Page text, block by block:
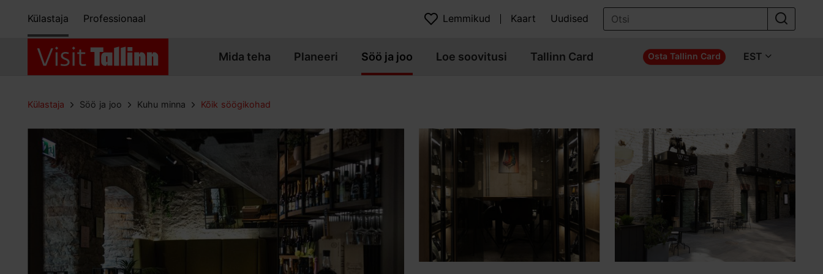
Külastaja Professionaal Lemmikud Kaart Uudised
Mida teha Planeeri Söö ja joo Loe soovitusi Tallinn Card Osta Tallinn Card EST
Külastaja Söö ja joo Kuhu minna Kõik söögikohad